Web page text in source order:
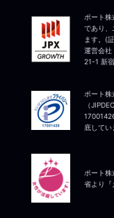
ポート
（
底してい
ポート
であり、
ます。(
運営会社
21-1 新
ポート
省より『